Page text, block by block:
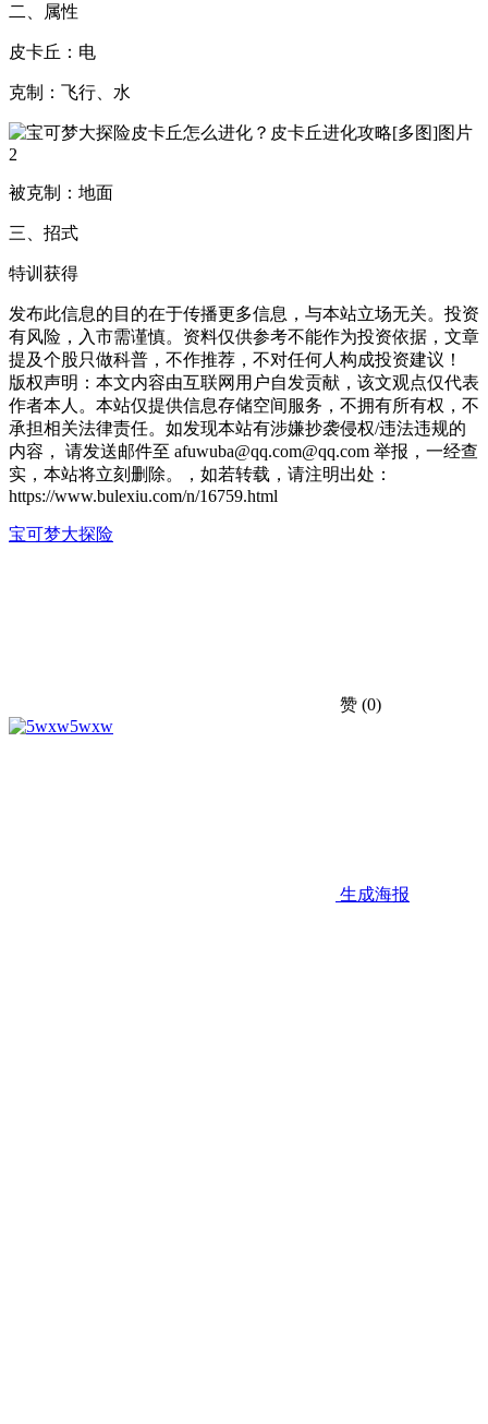
二、属性
皮卡丘：电
克制：飞行、水
被克制：地面
三、招式
特训获得
发布此信息的目的在于传播更多信息，与本站立场无关。投资
有风险，入市需谨慎。资料仅供参考不能作为投资依据，文章
提及个股只做科普，不作推荐，不对任何人构成投资建议！
版权声明：本文内容由互联网用户自发贡献，该文观点仅代表
作者本人。本站仅提供信息存储空间服务，不拥有所有权，不
承担相关法律责任。如发现本站有涉嫌抄袭侵权/违法违规的
内容， 请发送邮件至 afuwuba@qq.com@qq.com 举报，一经查
实，本站将立刻删除。，如若转载，请注明出处：
https://www.bulexiu.com/n/16759.html
宝可梦大探险
赞 (0)
5wxw
生成海报